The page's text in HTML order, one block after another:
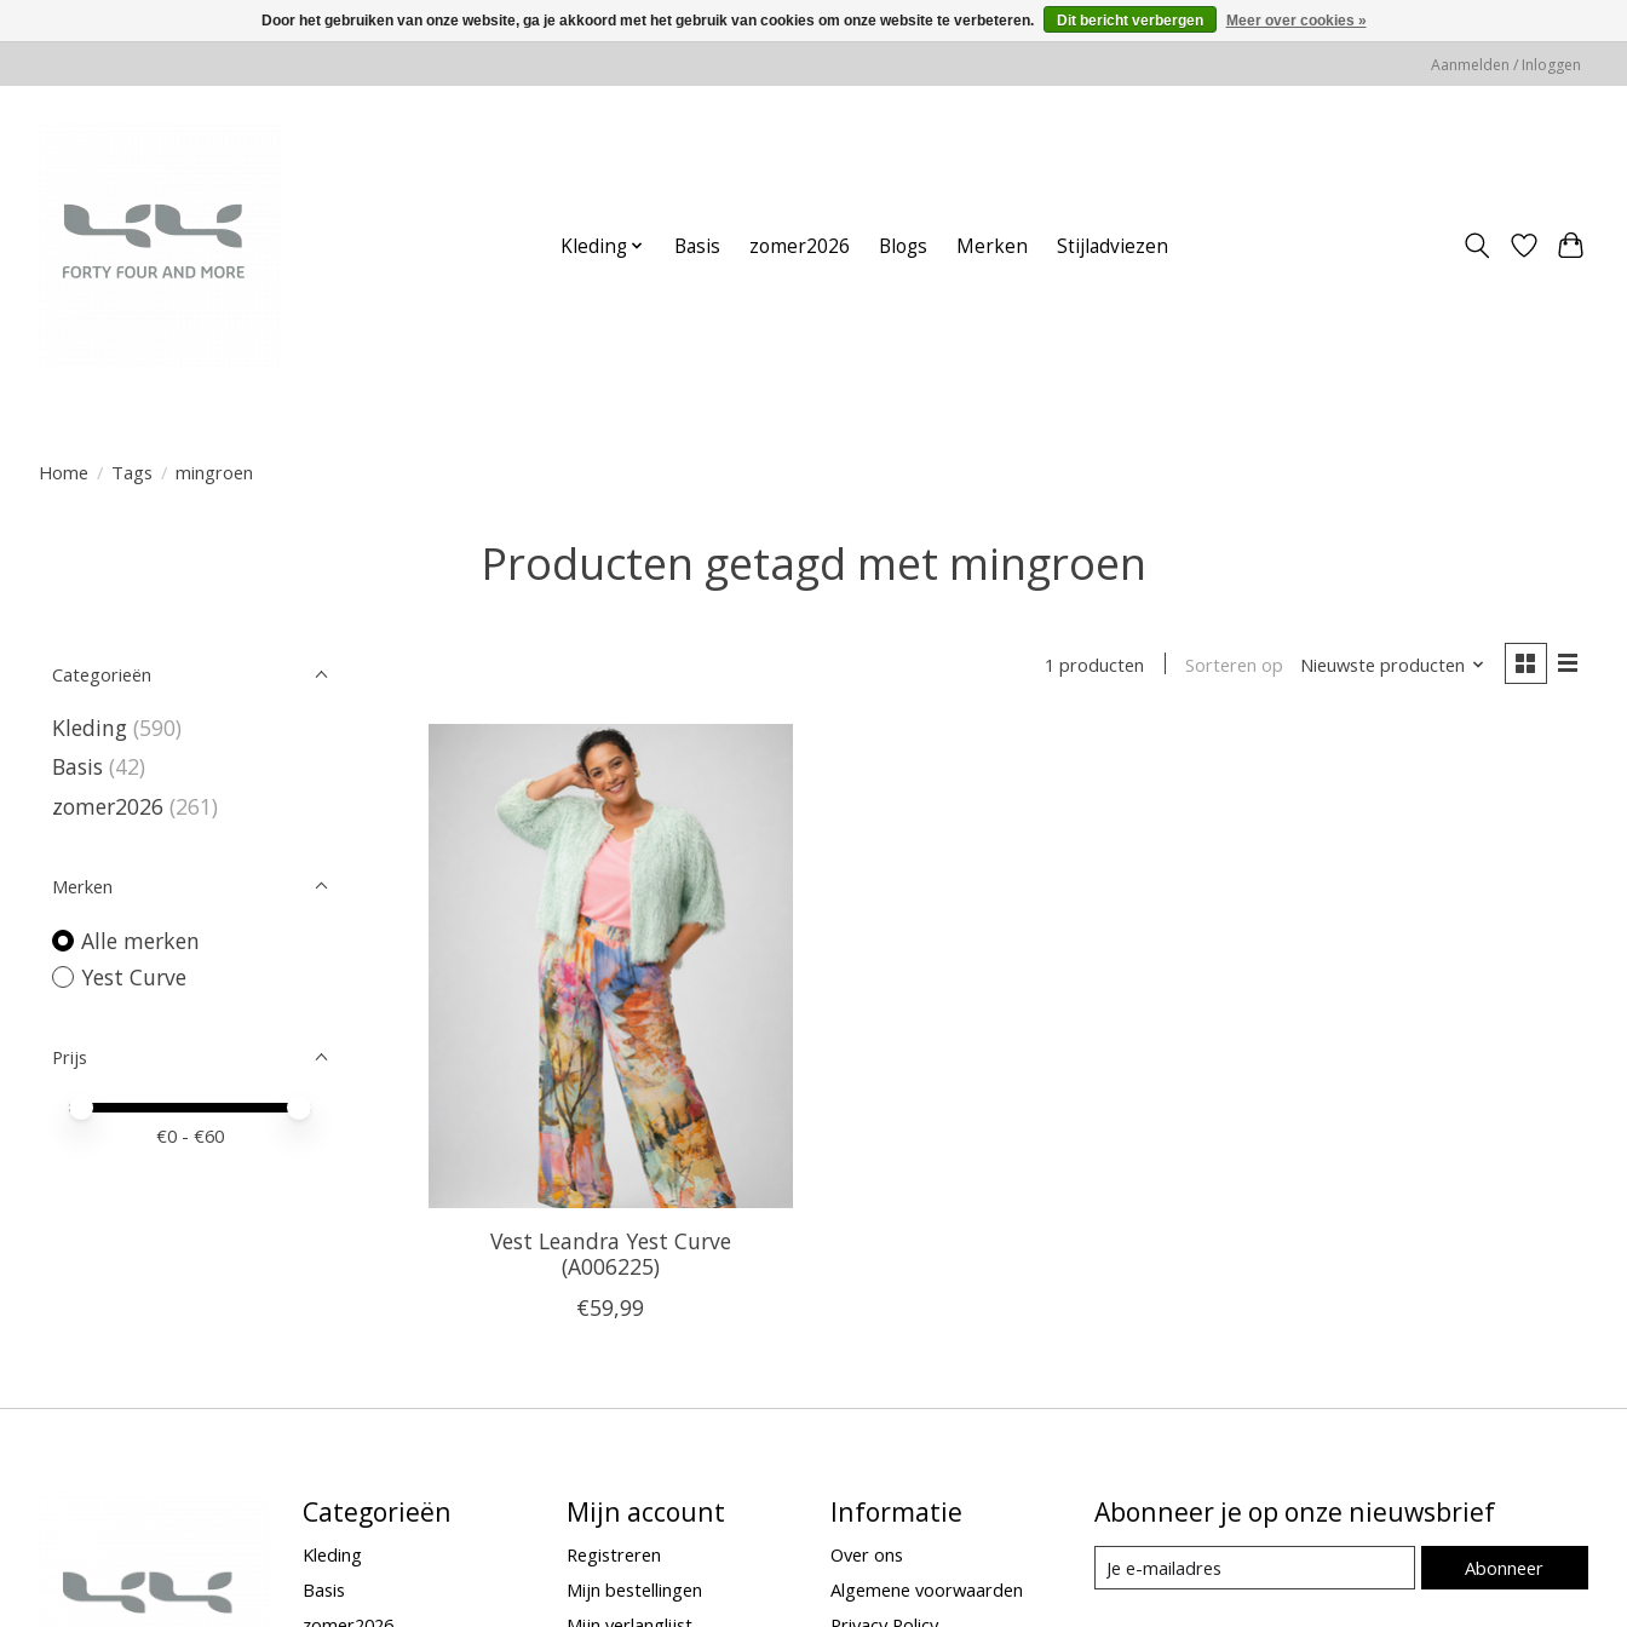
Aanmelden / Inloggen
Kleding Basis zomer2026 Blogs Merken Stijladviezen
Home / Tags / mingroen
Producten getagd met mingroen
Categorieën
Kleding (590)
Basis (42)
zomer2026 (261)
Merken
Alle merken
Yest Curve
Prijs
Minimale prijswaarde
Price maximum value
€0 - €60
1 producten Sorteren op Nieuwste producten
Vest Leandra Yest Curve
(A006225)
€59,99
Categorieën
Kleding
Basis
Mijn account
Registreren
Mijn bestellingen
Informatie
Over ons
Algemene voorwaarden
Abonneer je op onze nieuwsbrief
Abonneer
Door het gebruiken van onze website, ga je akkoord met het gebruik van cookies om onze website te verbeteren. Dit bericht verbergen Meer over cookies »